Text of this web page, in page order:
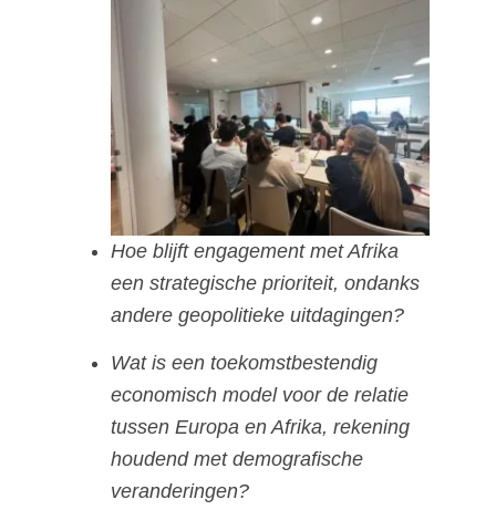
Hoe blijft engagement met Afrika
een strategische prioriteit, ondanks
andere geopolitieke uitdagingen?
Wat is een toekomstbestendig
economisch model voor de relatie
tussen Europa en Afrika, rekening
houdend met demografische
veranderingen?